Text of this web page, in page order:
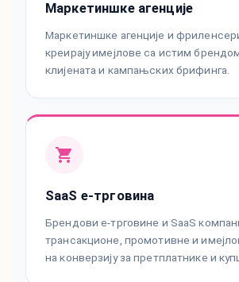
Маркетиншке агенције
Маркетиншке агенције и
креирају имејлове са истим
клијената и кампањских брифинга.
SaaS е-трговина
Брендови е-трговине и SaaS
трансакционе, промотивне и
на конверзију за претплатнике и